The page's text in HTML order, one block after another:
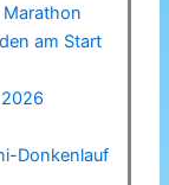
Marathon
am Start
Donkenlauf